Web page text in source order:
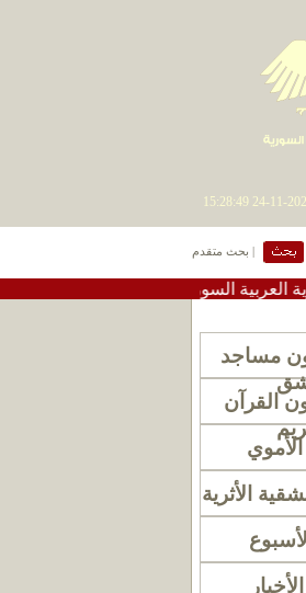
| بحث متقدم
السورية
مساجد
القرآن
الأموي
الأثرية